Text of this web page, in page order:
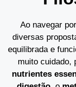
Ao navegar
diversas
equilibrada e
muito cuidado,
nutrientes